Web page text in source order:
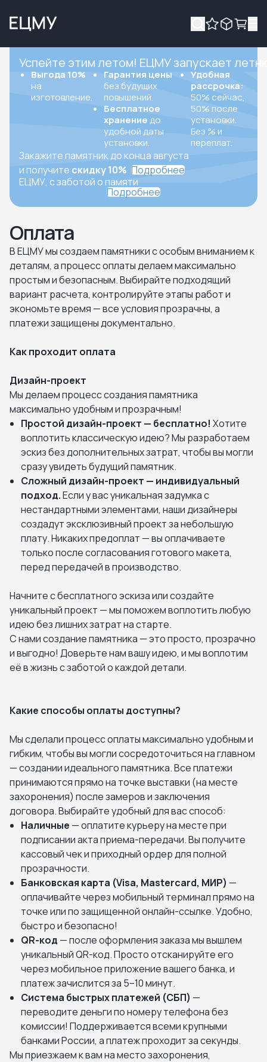
Успейте этим летом! ЕЦМУ запускает
Выгода 10%
на
изготовление.
Гарантия цены
без будущих
повышений.
Бесплатное
хранение до
удобной даты
установки.
Удобная
рассрочка:
50% сейчас,
50% после
установки.
Без % и
переплат.
Закажите памятник до конца августа
и получите скидку 10% Подробнее
ЕЦМУ, с заботой о памяти
Подробнее
Оплата
В ЕЦМУ мы создаем памятники с особым вниманием к
деталям, а процесс оплаты делаем максимально
простым и безопасным. Выбирайте подходящий
вариант расчета, контролируйте этапы работ и
экономьте время — все условия прозрачны, а
платежи защищены документально.
Как проходит оплата
Дизайн-проект
Мы делаем процесс создания памятника
максимально удобным и прозрачным!
Простой дизайн-проект — бесплатно! Хотите
воплотить классическую идею? Мы разработаем
эскиз без дополнительных затрат, чтобы вы могли
сразу увидеть будущий памятник.
Сложный дизайн-проект — индивидуальный
подход.Если у вас уникальная задумка с
нестандартными элементами, наши дизайнеры
создадут эксклюзивный проект за небольшую
плату. Никаких предоплат — вы оплачиваете
только после согласования готового макета,
перед передачей в производство.
Начните с бесплатного эскиза или создайте
уникальный проект — мы поможем воплотить любую
идею без лишних затрат на старте.
С нами создание памятника — это просто, прозрачно
и выгодно! Доверьте нам вашу идею, и мы воплотим
её в жизнь с заботой о каждой детали.
Какие способы оплаты доступны?
Мы сделали процесс оплаты максимально удобным и
гибким, чтобы вы могли сосредоточиться на главном
— создании идеального памятника. Все платежи
принимаются прямо на точке выставки (на месте
захоронения) после замеров и заключения
договора. Выбирайте удобный для вас способ:
Наличные — оплатите курьеру на месте при
подписании акта приема-передачи. Вы получите
кассовый чек и приходный ордер для полной
прозрачности.
Банковская карта (Visa, Mastercard, МИР) —
оплачивайте через мобильный терминал прямо на
точке или по защищенной онлайн-ссылке. Удобно,
быстро и безопасно!
QR-код — после оформления заказа мы вышлем
уникальный QR-код. Просто отсканируйте его
через мобильное приложение вашего банка, и
платеж зачислится за 5–10 минут.
Система быстрых платежей (СБП) —
переводите деньги по номеру телефона без
комиссии! Поддерживается всеми крупными
банками России, а платеж проходит за секунды.
Мы приезжаем к вам на место захоронения,